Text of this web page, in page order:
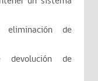
eliminación de
devolución de